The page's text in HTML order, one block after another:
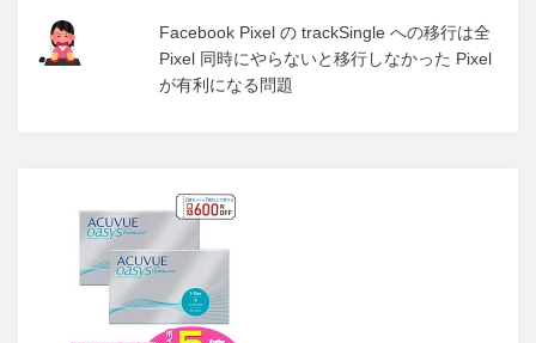
Facebook Pixel の trackSingle への移行は全
Pixel 同時にやらないと移行しなかった Pixel
が有利になる問題